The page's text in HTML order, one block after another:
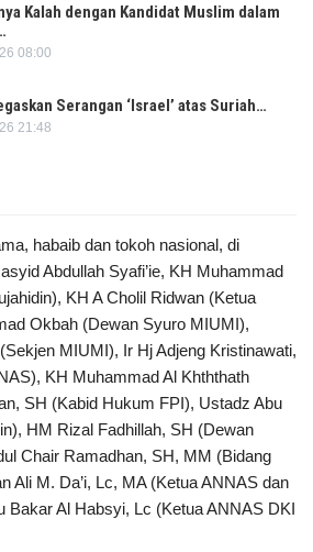
Kalah dengan Kandidat Muslim dalam
08:00
Serangan ‘Israel’ atas Suriah…
21:48
habaib dan tokoh nasional, di
Abdullah Syafi’ie, KH Muhammad
KH A Cholil Ridwan (Ketua
Okbah (Dewan Syuro MIUMI),
MIUMI), Ir Hj Adjeng Kristinawati,
KH Muhammad Al Khththath
SH (Kabid Hukum FPI), Ustadz Abu
HM Rizal Fadhillah, SH (Dewan
Chair Ramadhan, SH, MM (Bidang
Ali M. Da’i, Lc, MA (Ketua ANNAS dan
Bakar Al Habsyi, Lc (Ketua ANNAS DKI